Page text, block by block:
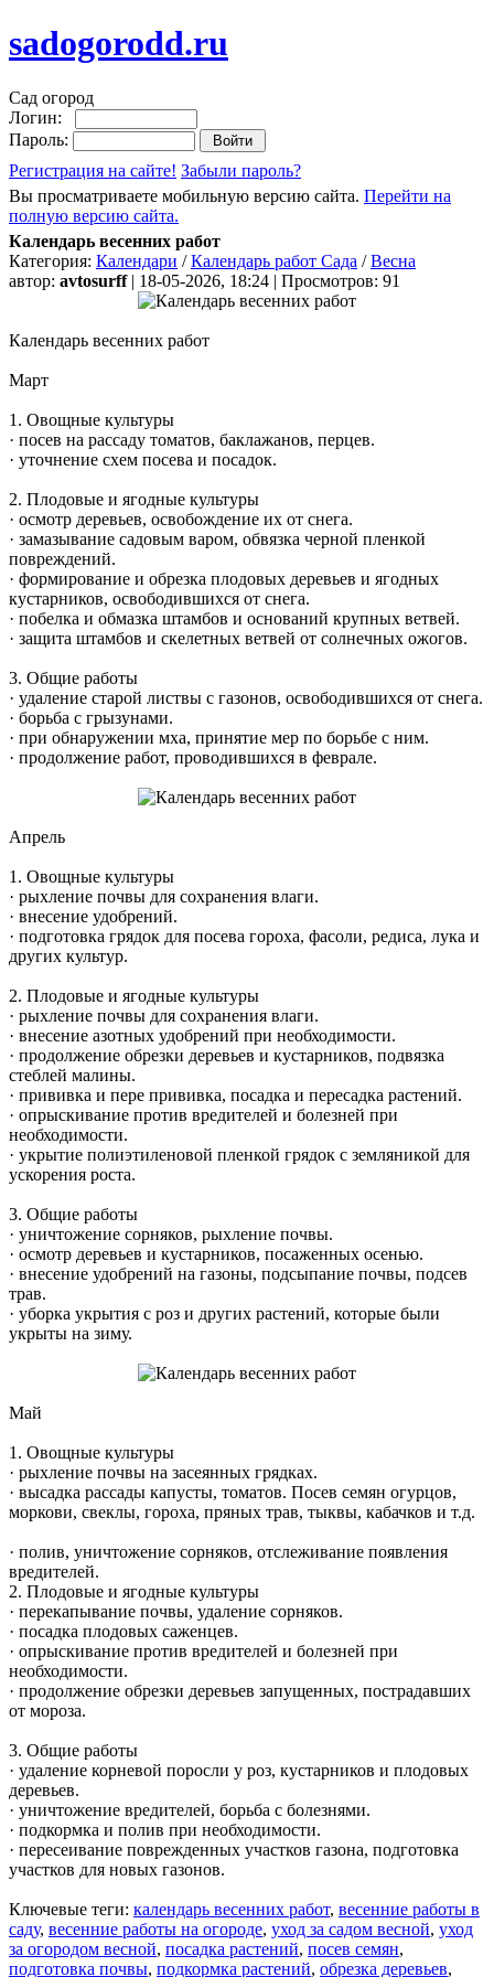
sadogorodd.ru
Сад огород
Логин:
Пароль:
Регистрация на сайте! Забыли пароль?
Вы просматриваете мобильную версию сайта. Перейти на
полную версию сайта.
Календарь весенних работ
Категория: Календари /Календарь работ Сада /Весна
автор: avtosurff| 18-05-2026, 18:24 | Просмотров: 91
Календарь весенних работ
Март
1. Овощные культуры
· посев на рассаду томатов, баклажанов, перцев.
· уточнение схем посева и посадок.
2. Плодовые и ягодные культуры
· осмотр деревьев, освобождение их от снега.
· замазывание садовым варом, обвязка черной пленкой
повреждений.
· формирование и обрезка плодовых деревьев и ягодных
кустарников, освободившихся от снега.
· побелка и обмазка штамбов и оснований крупных ветвей.
· защита штамбов и скелетных ветвей от солнечных ожогов.
3. Общие работы
· удаление старой листвы с газонов, освободившихся от снега.
· борьба с грызунами.
· при обнаружении мха, принятие мер по борьбе с ним.
· продолжение работ, проводившихся в феврале.
Апрель
1. Овощные культуры
· рыхление почвы для сохранения влаги.
· внесение удобрений.
· подготовка грядок для посева гороха, фасоли, редиса, лука и
других культур.
2. Плодовые и ягодные культуры
· рыхление почвы для сохранения влаги.
· внесение азотных удобрений при необходимости.
· продолжение обрезки деревьев и кустарников, подвязка
стеблей малины.
· прививка и пере прививка, посадка и пересадка растений.
· опрыскивание против вредителей и болезней при
необходимости.
· укрытие полиэтиленовой пленкой грядок с земляникой для
ускорения роста.
3. Общие работы
· уничтожение сорняков, рыхление почвы.
· осмотр деревьев и кустарников, посаженных осенью.
· внесение удобрений на газоны, подсыпание почвы, подсев
трав.
· уборка укрытия с роз и других растений, которые были
укрыты на зиму.
Май
1. Овощные культуры
· рыхление почвы на засеянных грядках.
· высадка рассады капусты, томатов. Посев семян огурцов,
моркови, свеклы, гороха, пряных трав, тыквы, кабачков и т.д.
· полив, уничтожение сорняков, отслеживание появления
вредителей.
2. Плодовые и ягодные культуры
· перекапывание почвы, удаление сорняков.
· посадка плодовых саженцев.
· опрыскивание против вредителей и болезней при
необходимости.
· продолжение обрезки деревьев запущенных, пострадавших
от мороза.
3. Общие работы
· удаление корневой поросли у роз, кустарников и плодовых
деревьев.
· уничтожение вредителей, борьба с болезнями.
· подкормка и полив при необходимости.
· пересеивание поврежденных участков газона, подготовка
участков для новых газонов.
Ключевые теги: календарь весенних работ, весенние работы в
саду, весенние работы на огороде, уход за садом весной, уход
за огородом весной, посадка растений, посев семян,
подготовка почвы, подкормка растений, обрезка деревьев,